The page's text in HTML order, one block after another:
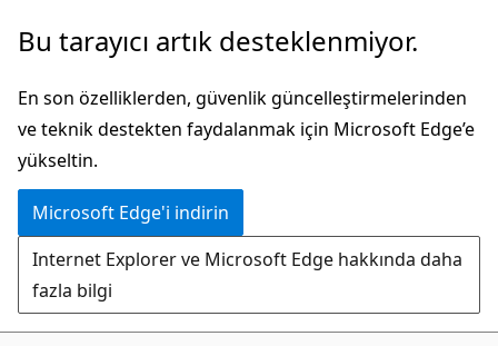
Ana
atla
Bu tarayıcı artık desteklenmiyor.
En son özelliklerden, güvenlik güncelleştirmelerinden
ve teknik destekten faydalanmak için Microsoft Edge’e
yükseltin.
Microsoft Edge'i indirin
Internet Explorer ve Microsoft Edge hakkında daha
fazla bilgi